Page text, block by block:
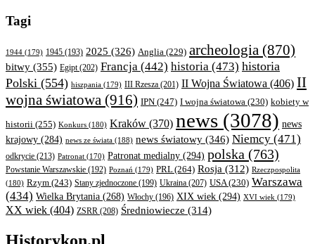
Tagi
1944 (179) 1945 (193) 2025 (326) Anglia (229) archeologia (870)
bitwy (355) Egipt(202) Francja (442) historia (473) historia
Polski (554) hiszpania (179) III Rzesza (201) II Wojna Światowa (406) II
wojna światowa (916) IPN (247) I wojna światowa (230) kobiety w
historii (255) Konkurs (180) Kraków (370) news (3078) news
krajowy (284) news ze świata (188) news światowy (346) Niemcy (471)
odkrycie (213) Patronat (170) Patronat medialny (294) polska (763)
Powstanie Warszawskie (192) Poznań (179) PRL(264) Rosja (312) Rzeczpospolita
(180) Rzym (243) Stany zjednoczone (199) Ukraina (207) USA(230) Warszawa
(434) Wielka Brytania (268) Włochy (196) XIX wiek (294) XVI wiek (179)
XX wiek (404) ZSRR (208) Średniowiecze (314)